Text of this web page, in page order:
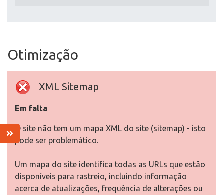
Otimização
XML Sitemap
Em falta
O site não tem um mapa XML do site (sitemap) - isto
pode ser problemático.
Um mapa do site identifica todas as URLs que estão
disponíveis para rastreio, incluindo informação
acerca de atualizações, frequência de alterações ou